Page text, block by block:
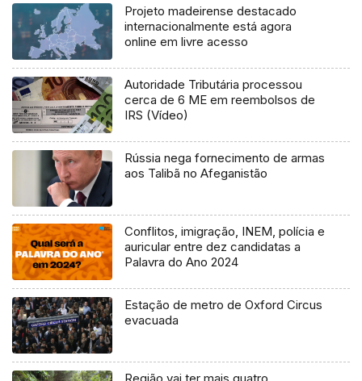
Projeto madeirense destacado
internacionalmente está agora
online em livre acesso
Autoridade Tributária processou
cerca de 6 ME em reembolsos de
IRS (Vídeo)
Rússia nega fornecimento de armas
aos Talibã no Afeganistão
Conflitos, imigração, INEM, polícia e
auricular entre dez candidatas a
Palavra do Ano 2024
Estação de metro de Oxford Circus
evacuada
Região vai ter mais quatro